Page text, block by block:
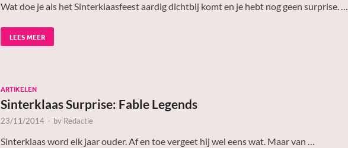
Wat doe je als het Sinterklaasfeest aardig dichtbij komt en je hebt nog geen surprise. …
LEES MEER
ARTIKELEN
Sinterklaas Surprise: Fable Legends
23/11/2014 - by Redactie
Sinterklaas word elk jaar ouder. Af en toe vergeet hij wel eens wat. Maar van …